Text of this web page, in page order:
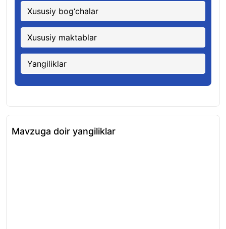
Xususiy bog‘chalar
Xususiy maktablar
Yangiliklar
Mavzuga doir yangiliklar